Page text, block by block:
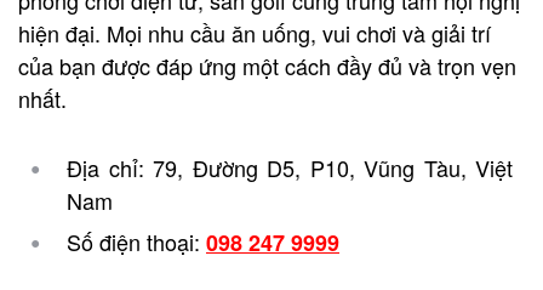
hiện đại. Mọi nhu cầu ăn uống, vui chơi và giải trí
của bạn được đáp ứng một cách đầy đủ và trọn vẹn
nhất.
Địa chỉ: 79, Đường D5, P10, Vũng Tàu, Việt
Nam
Số điện thoại: 098 247 9999